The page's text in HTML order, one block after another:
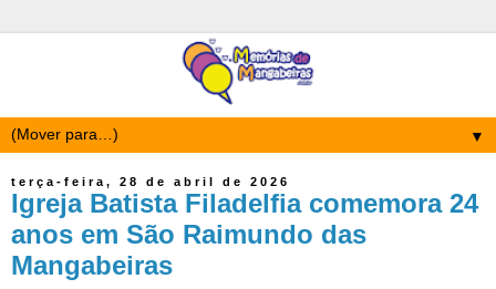
▼
terça-feira, 28 de abril de 2026
Igreja Batista Filadelfia comemora 24
anos em São Raimundo das
Mangabeiras